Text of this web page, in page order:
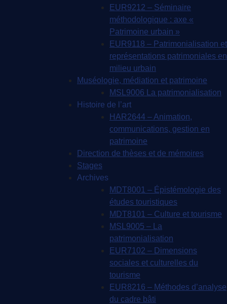
EUR9212 – Séminaire
méthodologique : axe «
Patrimoine urbain »
EUR9118 – Patrimonialisation et
représentations patrimoniales en
milieu urbain
Muséologie, médiation et patrimoine
MSL9006 La patrimonialisation
Histoire de l’art
HAR2644 – Animation,
communications, gestion en
patrimoine
Direction de thèses et de mémoires
Stages
Archives
MDT8001 – Épistémologie des
études touristiques
MDT8101 – Culture et tourisme
MSL9005 – La
patrimonialisation
EUR7102 – Dimensions
sociales et culturelles du
tourisme
EUR8216 – Méthodes d’analyse
du cadre bâti